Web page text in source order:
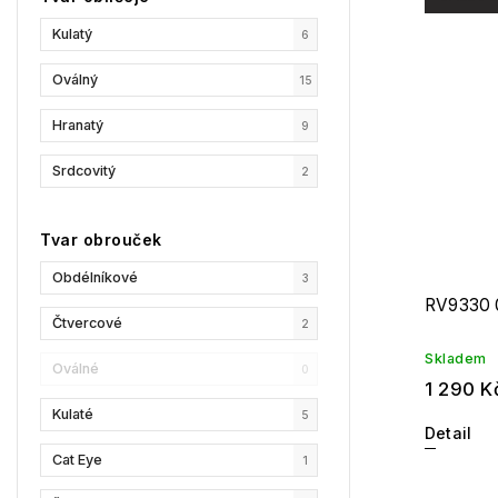
GCDS 2
Liu Jo 0
MaxMara 0
MAX&Co. 0
Reebok
Oscar De La Renta
Donna Karan
DKNY
Calvin Klein
Kulatý 6
Oválný 15
Hranatý 9
Srdcovitý 2
Tvar obrouček
Obdélníkové 3
Čtvercové 2
Oválné 0
Kulaté 5
Cat Eye 1
RV9330
Skladem
1 290
Detail